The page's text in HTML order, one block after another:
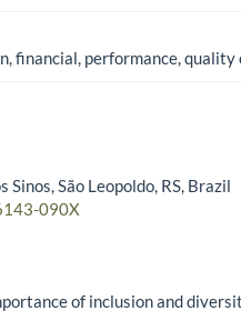
financial, performance, quality
Sinos, São Leopoldo, RS, Brazil
090X
of inclusion and